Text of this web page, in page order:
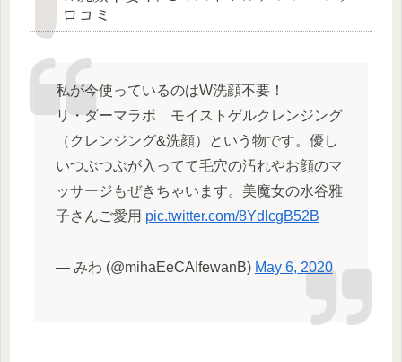
口コミ
私が今使っているのはW洗顔不要！
リ・ダーマラボ モイストゲルクレンジング
（クレンジング&洗顔）という物です。優し
いつぶつぶが入ってて毛穴の汚れやお顔のマ
ッサージもぜきちゃいます。美魔女の水谷雅
子さんご愛用 pic.twitter.com/8YdlcgB52B
— みわ (@mihaEeCAIfewanB) May 6, 2020